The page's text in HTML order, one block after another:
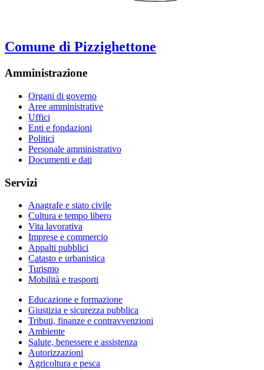
Comune di Pizzighettone
Amministrazione
Organi di governo
Aree amministrative
Uffici
Enti e fondazioni
Politici
Personale amministrativo
Documenti e dati
Servizi
Anagrafe e stato civile
Cultura e tempo libero
Vita lavorativa
Imprese e commercio
Appalti pubblici
Catasto e urbanistica
Turismo
Mobilità e trasporti
Educazione e formazione
Giustizia e sicurezza pubblica
Tributi, finanze e contravvenzioni
Ambiente
Salute, benessere e assistenza
Autorizzazioni
Agricoltura e pesca